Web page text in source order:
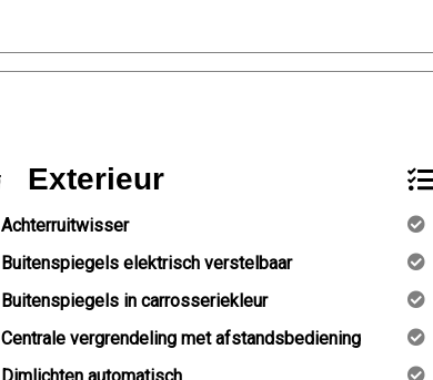
Exterieur
Achterruitwisser
Buitenspiegels elektrisch verstelbaar
Buitenspiegels in carrosseriekleur
Centrale vergrendeling met afstandsbediening